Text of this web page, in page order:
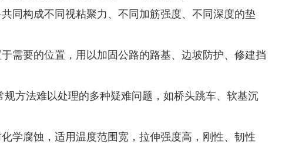
同构成不同视粘聚力、不同加筋强度、不同深度的垫
需要的位置，用以加固公路的路基、边坡防护、修建挡
方法难以处理的多种疑难问题，如桥头跳车、软基沉
学腐蚀，适用温度范围宽，拉伸强度高，刚性、韧性